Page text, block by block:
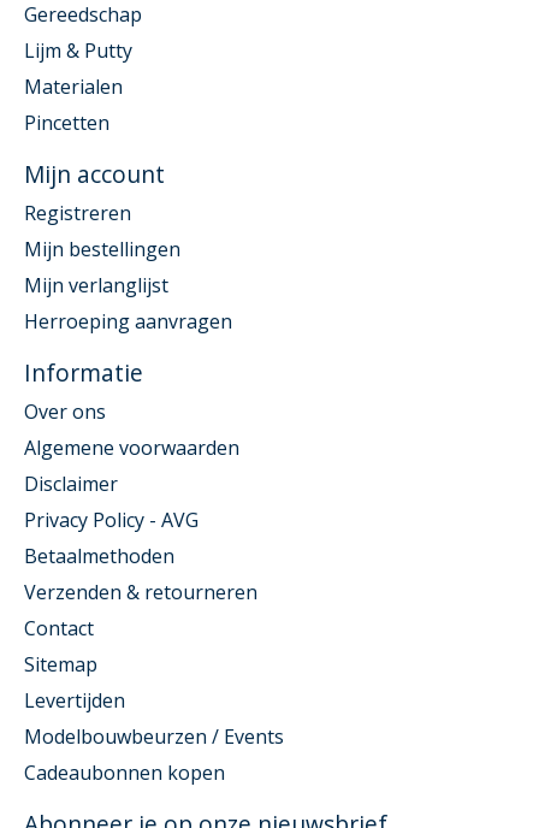
Gereedschap
Lijm & Putty
Materialen
Pincetten
Mijn account
Registreren
Mijn bestellingen
Mijn verlanglijst
Herroeping aanvragen
Informatie
Over ons
Algemene voorwaarden
Disclaimer
Privacy Policy - AVG
Betaalmethoden
Verzenden & retourneren
Contact
Sitemap
Levertijden
Modelbouwbeurzen / Events
Cadeaubonnen kopen